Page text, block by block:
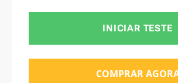
instrumentos.
INICIAR TESTE
COMPRAR